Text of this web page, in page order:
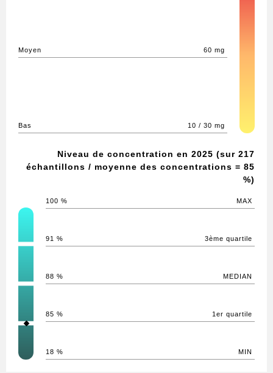
Moyen 60 mg
Bas 10 / 30 mg
Niveau de concentration en 2025 (sur 217
échantillons / moyenne des concentrations = 85
%)
MAX
100 %
3ème quartile
91 %
MEDIAN
88 %
1er quartile
85 %
MIN
18 %